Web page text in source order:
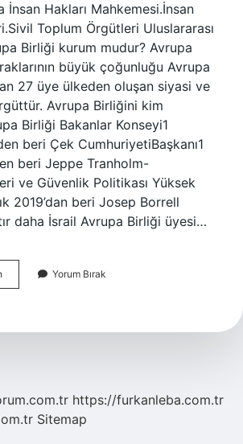
İnsan Hakları Mahkemesi.İnsan
Toplum Örgütleri Uluslararası
Birliği kurum mudur? Avrupa
büyük çoğunluğu Avrupa
27 üye ülkeden oluşan siyasi ve
Avrupa Birliğini kim
Birliği Bakanlar Konseyi1
beri Çek CumhuriyetiBaşkanı1
beri Jeppe Tranholm-
ve Güvenlik Politikası Yüksek
2019’dan beri Josep Borrell
daha İsrail Avrupa Birliği üyesi…
Birliğinin
Yorum Bırak
https://furkanleba.com.tr
Sitemap